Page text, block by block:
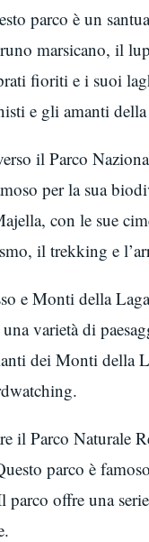
parco è un
marsicano, il
fioriti e i suoi
e gli amanti della
il Parco
per la sua
con le sue
il trekking e
e Monti della
varietà di
dei Monti della
il Parco Naturale
parco è
offre una